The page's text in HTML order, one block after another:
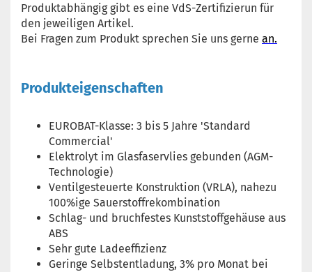
Produktabhängig gibt es eine VdS-Zertifizierun für
den jeweiligen Artikel.
Bei Fragen zum Produkt sprechen Sie uns gerne an.
Produkteigenschaften
EUROBAT-Klasse: 3 bis 5 Jahre 'Standard
Commercial'
Elektrolyt im Glasfaservlies gebunden (AGM-
Technologie)
Ventilgesteuerte Konstruktion (VRLA), nahezu
100%ige Sauerstoffrekombination
Schlag- und bruchfestes Kunststoffgehäuse aus
ABS
Sehr gute Ladeeffizienz
Geringe Selbstentladung, 3% pro Monat bei